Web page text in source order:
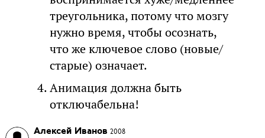
треугольника, потому что мозгу
нужно время, чтобы осознать,
что же ключевое слово (новые/
старые) означает.
Анимация должна быть
отключабельна!
Алексей Иванов 2008